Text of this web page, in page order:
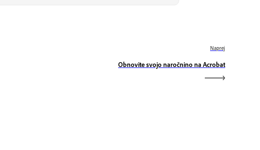
Naprej
Obnovite svojo naročnino na Acrobat